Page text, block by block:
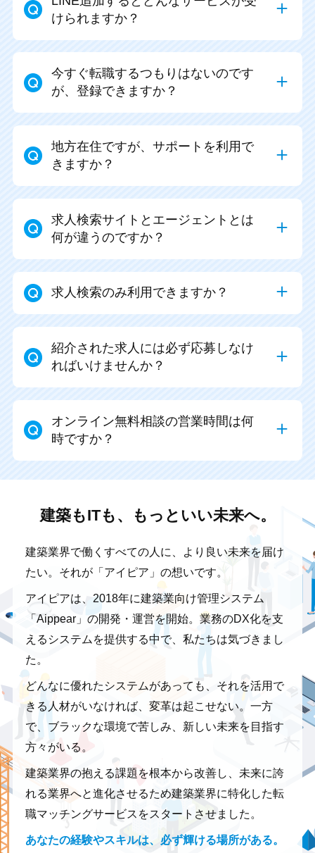
けられますか？
今すぐ転職するつもりはないのです
が、登録できますか？
地方在住ですが、サポートを利用で
きますか？
求人検索サイトとエージェントとは
何が違うのですか？
求人検索のみ利用できますか？
紹介された求人には必ず応募しなけ
ればいけませんか？
オンライン無料相談の営業時間は何
時ですか？
建築もITも、もっといい未来へ。
建築業界で働くすべての人に、より良い未来を届け
たい。 それが「アイピア」の想いです。
アイピアは、2018年に建築業向け管理システム
「Aippear」の開発・運営を開始。 業務のDX化を支
えるシステムを提供する中で、私たちは気づきまし
た。
どんなに優れたシステムがあっても、 それを活用で
きる人材がいなければ、変革は起こせない。 一方
で、ブラックな環境で苦しみ、新しい未来を目指す
方々がいる。
建築業界の抱える課題を根本から改善し、未来に誇
れる業界へと進化させるため建築業界に特化した転
職マッチングサービスをスタートさせました。
あなたの経験やスキルは、必ず輝ける場所がある。